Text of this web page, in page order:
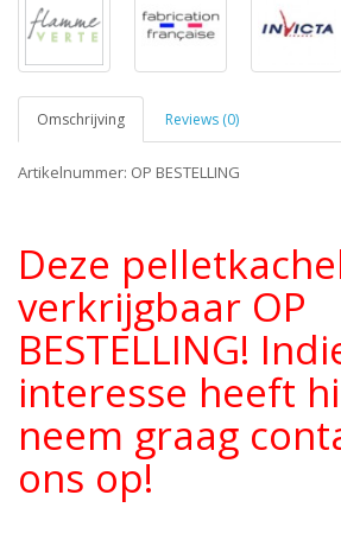
Omschrijving Reviews (0)
Artikelnummer: OP BESTELLING
Deze
verkrijgbaar OP
BESTELLING!
interesse heeft
neem graag
ons op!